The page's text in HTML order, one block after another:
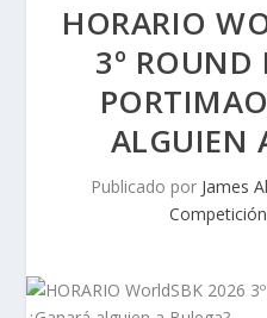
HORARIO
3º ROUND
ALGUIEN
Publicado por James
Competición